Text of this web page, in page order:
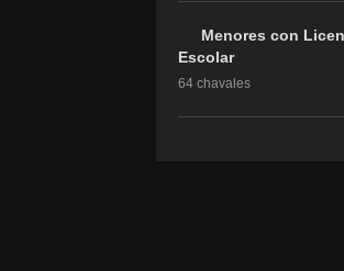
Menores con
Escolar
64 chavales